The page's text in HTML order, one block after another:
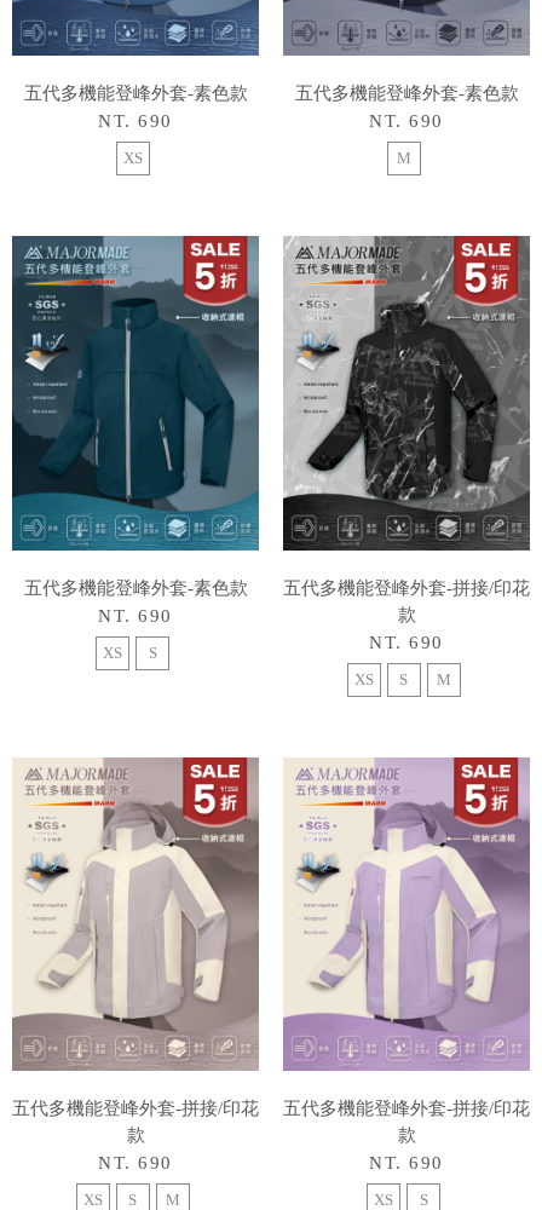
五代多機能登峰外套-素色款
NT. 690
XS
五代多機能登峰外套-素色款
NT. 690
M
五代多機能登峰外套-素色款
NT. 690
XS S
五代多機能登峰外套-拼接/印花
款
NT. 690
XS S M
五代多機能登峰外套-拼接/印花
款
NT. 690
XS S M
五代多機能登峰外套-拼接/印花
款
NT. 690
XS S